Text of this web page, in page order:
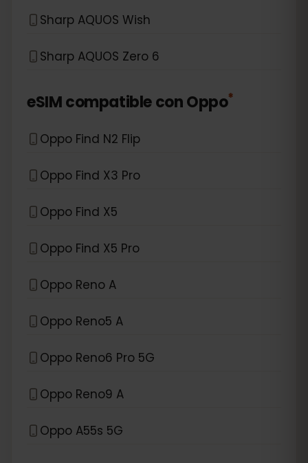
Sharp AQUOS Wish
Sharp AQUOS Zero 6
eSIM compatible conOppo*
Oppo Find N2 Flip
Oppo Find X3 Pro
Oppo Find X5
Oppo Find X5 Pro
Oppo Reno A
Oppo Reno5 A
Oppo Reno6 Pro 5G
Oppo Reno9 A
Oppo A55s 5G